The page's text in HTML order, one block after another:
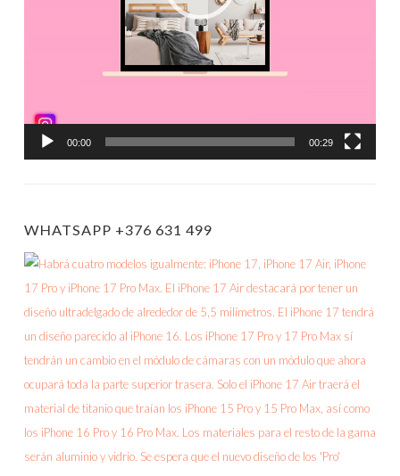
00:00 00:29
WHATSAPP +376 631 499